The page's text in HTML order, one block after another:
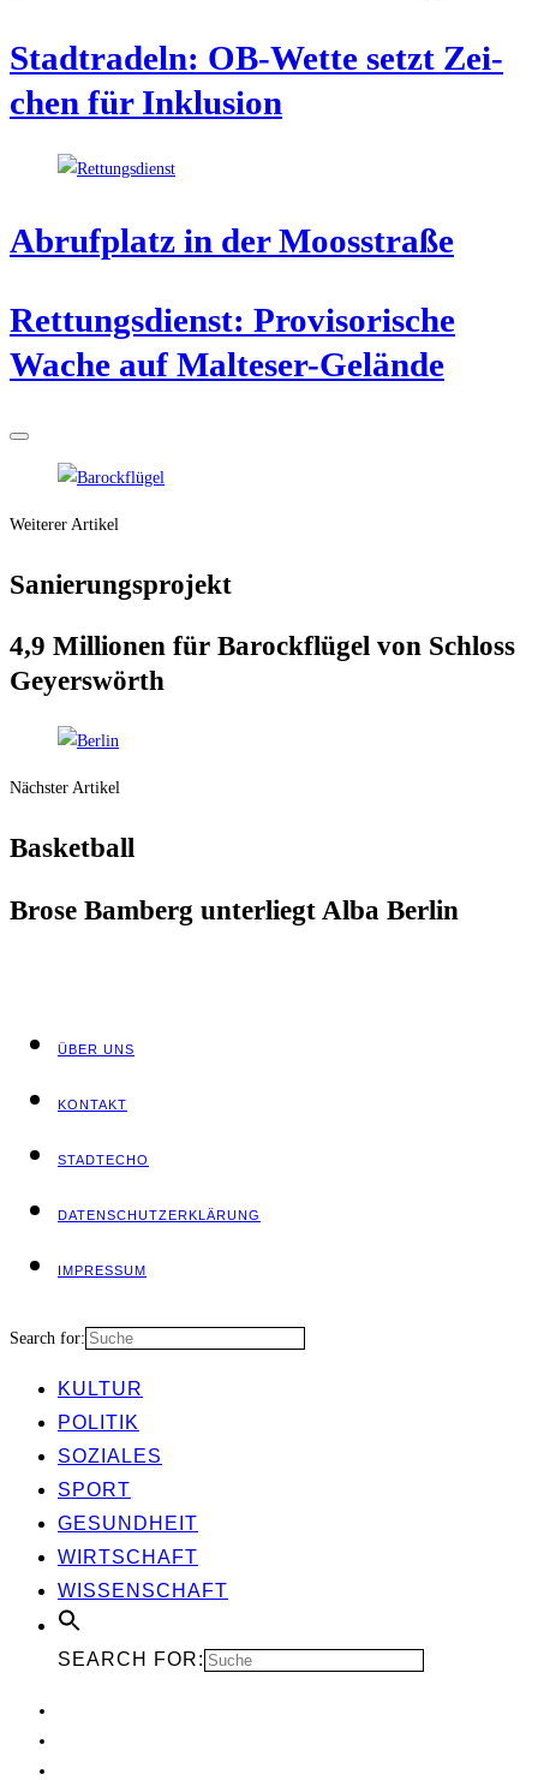
Stadt­ra­deln: OB-Wet­te setzt Zei­
chen für Inklusion
Abruf­platz in der Moosstraße
Ret­tungs­dienst: Pro­vi­so­ri­sche
Wache auf Malteser-Gelände
Weiterer Artikel
Sanie­rungs­pro­jekt
4,9 Mil­lio­nen für Barock­flü­gel von Schloss
Geyerswörth
Nächster Artikel
Bas­ket­ball
Bro­se Bam­berg unter­liegt Alba Berlin
ÜBER UNS
KON­TAKT
STADT­ECHO
DATEN­SCHUTZ­ER­KLÄ­RUNG
IMPRES­SUM
Search for:
KUL­TUR
POLI­TIK
SOZIA­LES
SPORT
GESUND­HEIT
WIRT­SCHAFT
WIS­SEN­SCHAFT
SEARCH FOR: